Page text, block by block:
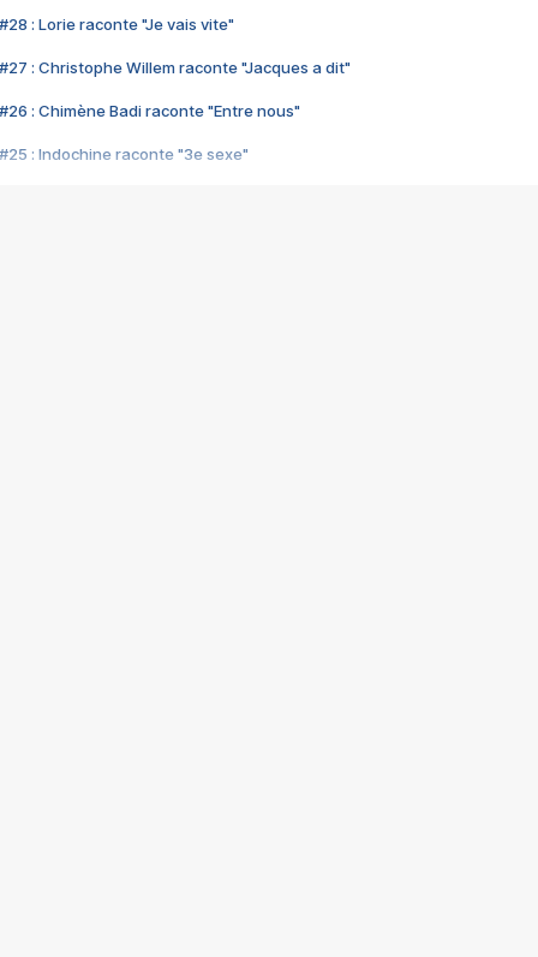
#28 : Lorie raconte "Je vais vite"
#27 : Christophe Willem raconte "Jacques a dit"
#26 : Chimène Badi raconte "Entre nous"
#25 : Indochine raconte "3e sexe"